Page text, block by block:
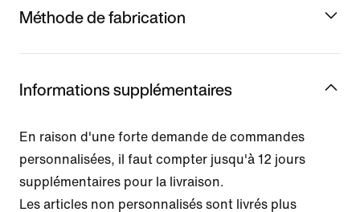
Méthode de fabrication
Informations supplémentaires
En raison d'une forte demande de commandes
personnalisées, il faut compter jusqu'à 12 jours
supplémentaires pour la livraison.
Les articles non personnalisés sont livrés plus